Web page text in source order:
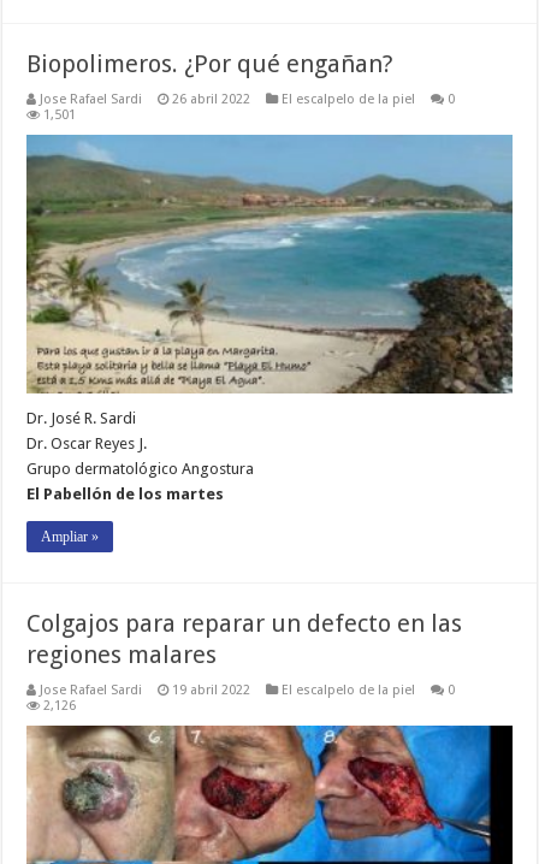
Biopolimeros. ¿Por qué engañan?
Jose Rafael Sardi 26 abril 2022 El escalpelo de la piel
0
1,501
Dr. José R. Sardi
Dr. Oscar Reyes J.
Grupo dermatológico Angostura
El Pabellón de los martes
Ampliar »
Colgajos para reparar un defecto en las
regiones malares
Jose Rafael Sardi 19 abril 2022 El escalpelo de la piel
0
2,126